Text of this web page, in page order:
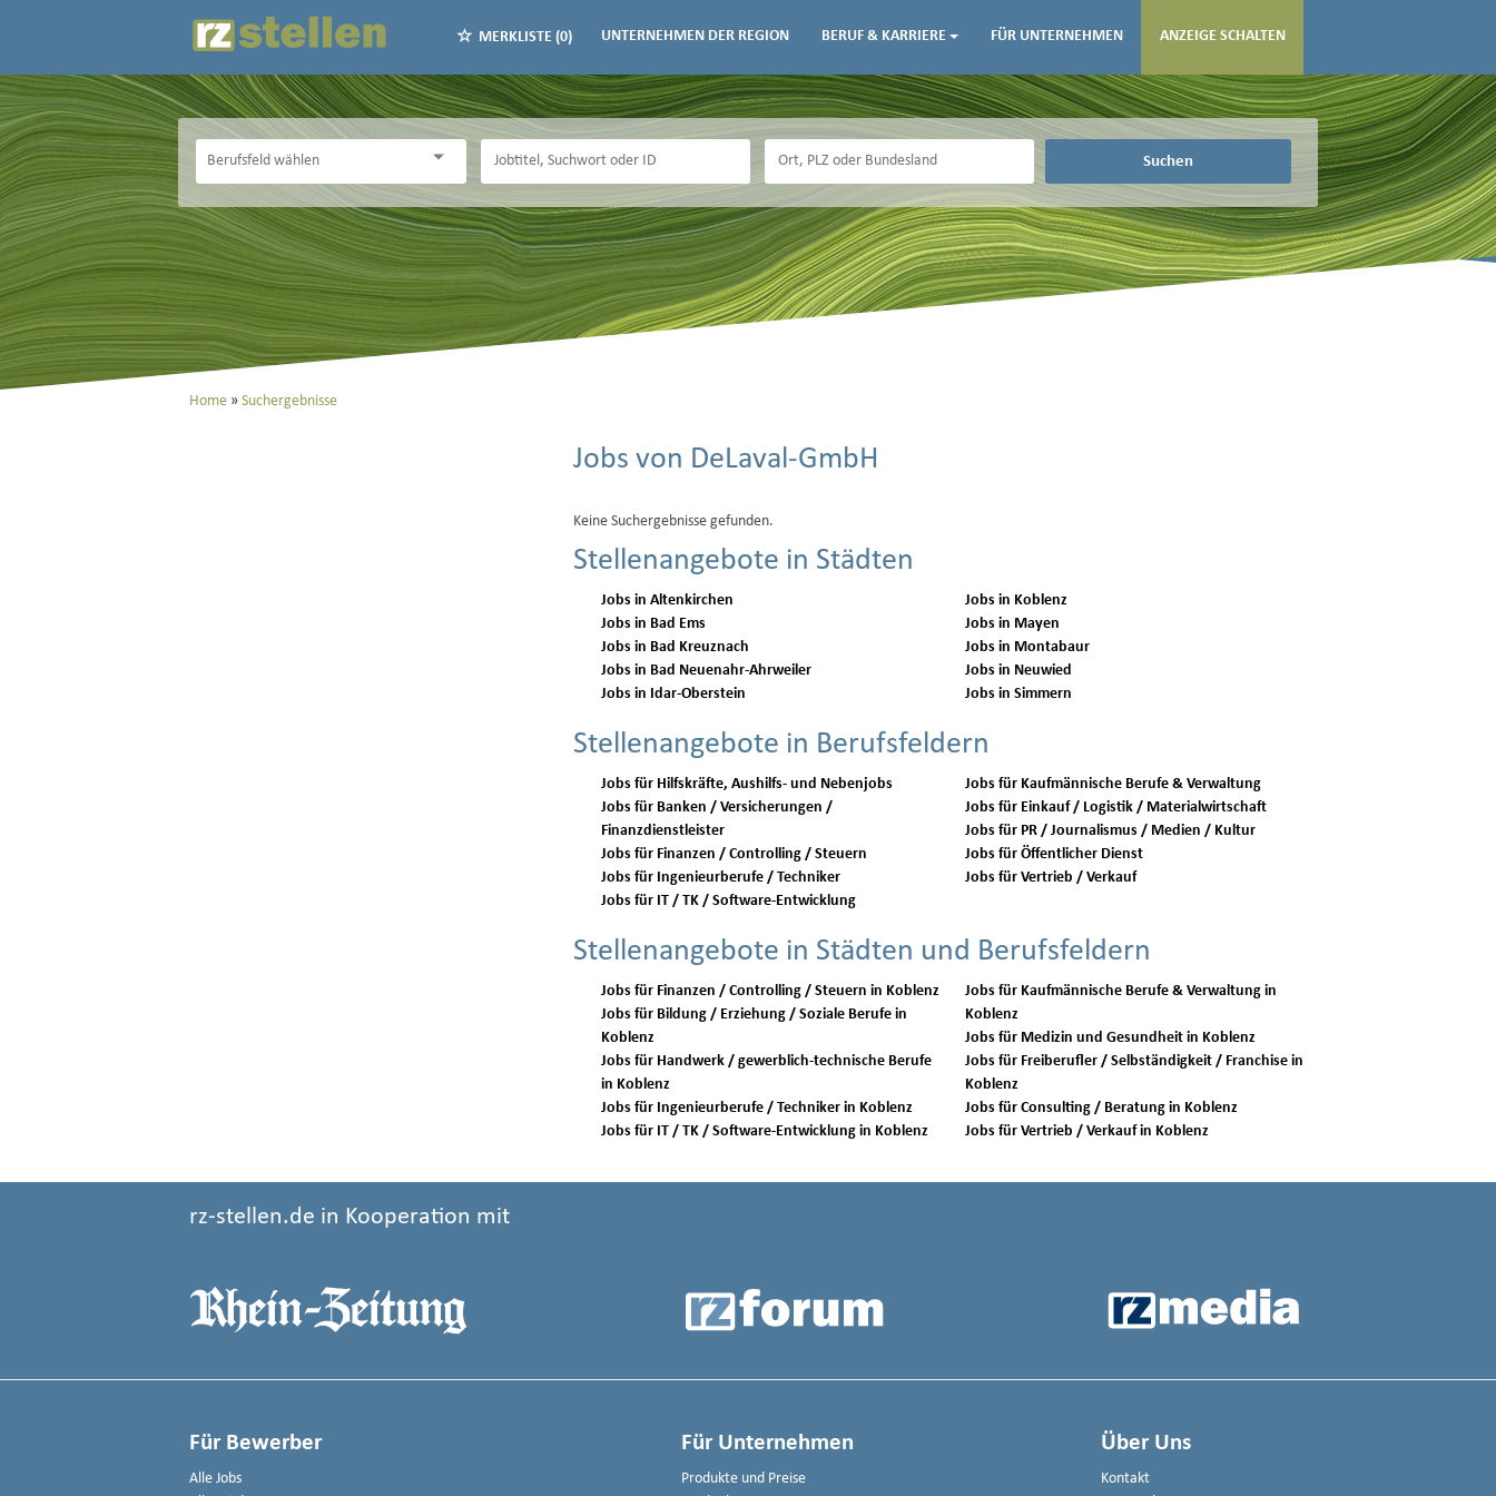
MERKLISTE (0) UNTERNEHMEN DER REGION BERUF & KARRIERE FÜR UNTERNEHMEN ANZEIGE SCHALTEN
Suchen
Home Suchergebnisse
Jobs von DeLaval-GmbH
Keine Suchergebnisse gefunden.
Stellenangebote in Städten
Jobs in Altenkirchen
Jobs in Bad Ems
Jobs in Bad Kreuznach
Jobs in Bad Neuenahr-Ahrweiler
Jobs in Idar-Oberstein
Jobs in Koblenz
Jobs in Mayen
Jobs in Montabaur
Jobs in Neuwied
Jobs in Simmern
Stellenangebote in Berufsfeldern
Jobs für Hilfskräfte, Aushilfs- und Nebenjobs
Jobs für Banken / Versicherungen /
Finanzdienstleister
Jobs für Finanzen / Controlling / Steuern
Jobs für Ingenieurberufe / Techniker
Jobs für IT / TK / Software-Entwicklung
Jobs für Kaufmännische Berufe & Verwaltung
Jobs für Einkauf / Logistik / Materialwirtschaft
Jobs für PR / Journalismus / Medien / Kultur
Jobs für Öffentlicher Dienst
Jobs für Vertrieb / Verkauf
Stellenangebote in Städten und Berufsfeldern
Jobs für Finanzen / Controlling / Steuern in Koblenz
Jobs für Bildung / Erziehung / Soziale Berufe in
Koblenz
Jobs für Handwerk / gewerblich-technische Berufe
in Koblenz
Jobs für Ingenieurberufe / Techniker in Koblenz
Jobs für IT / TK / Software-Entwicklung in Koblenz
Jobs für Kaufmännische Berufe & Verwaltung in
Koblenz
Jobs für Medizin und Gesundheit in Koblenz
Jobs für Freiberufler / Selbständigkeit / Franchise in
Koblenz
Jobs für Consulting / Beratung in Koblenz
Jobs für Vertrieb / Verkauf in Koblenz
rz-stellen.de in Kooperation mit
Für Bewerber
Alle Jobs
Für Unternehmen
Produkte und Preise
Über Uns
Kontakt